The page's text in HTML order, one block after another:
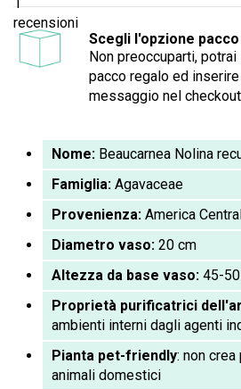
recensioni
Scegli l'opzione
Non preoccuparti,
pacco regalo ed
messaggio nel checkout
Nome: Beaucarnea Nolina
Famiglia: Agavaceae
Provenienza: America
Diametro vaso: 20 cm
Altezza da base vaso: 45-
Proprietà purificatrici
ambienti interni dagli agenti
Pianta pet-friendly: non
animali domestici